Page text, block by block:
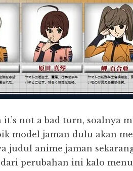
not a bad turn, soalnya
model jaman dulu akan
judul anime jaman
perubahan ini kalo